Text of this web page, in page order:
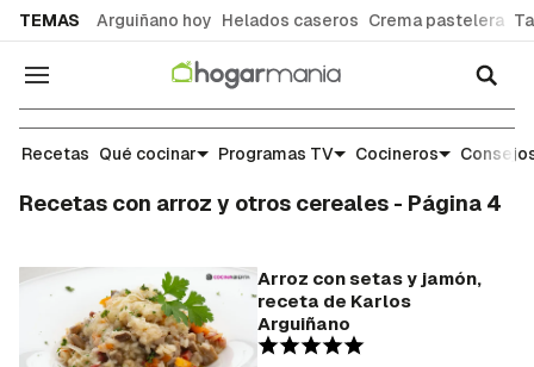
TEMAS Arguiñano hoy Helados caseros Crema pastelera
Navegación
Recetas Qué cocinar Programas TV Cocineros
Recetas con arroz y otros cereales - Página 4
Arroz con setas y jamón,
receta de Karlos
Arguiñano